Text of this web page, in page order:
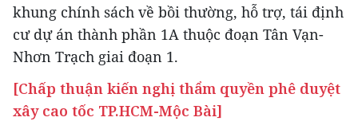
khung chính sách về bồi thường, hỗ trợ, tái định
cư dự án thành phần 1A thuộc đoạn Tân Vạn-
Nhơn Trạch giai đoạn 1.
[Chấp thuận kiến nghị thẩm quyền phê duyệt
xây cao tốc TP.HCM-Mộc Bài]